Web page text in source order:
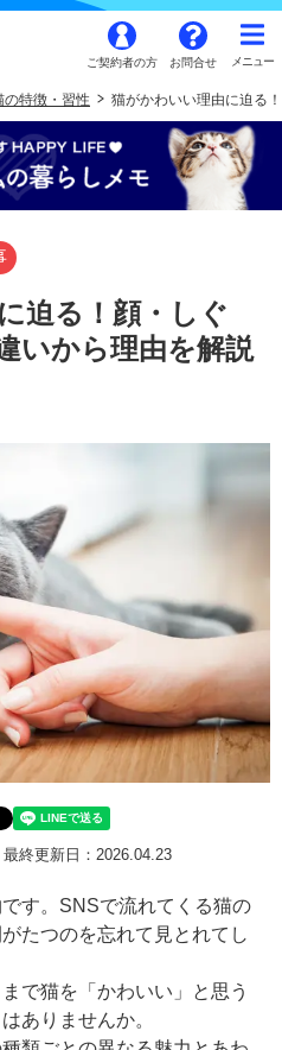
ご契約者の方 お問合せ
の特徴・習性 猫がかわいい理由に迫る
迫る！顔・しぐ
いから理由を解説
最終更新日：2026.04.23
す。SNSで流れてくる猫の
たつのを忘れて見とれてし
で猫を「かわいい」と思う
ありませんか。